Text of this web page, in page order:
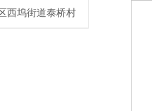
西坞街道泰桥村